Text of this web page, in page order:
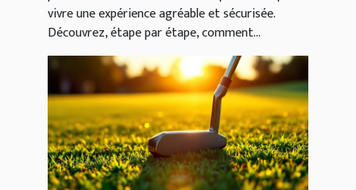
vivre une expérience agréable et sécurisée.
Découvrez, étape par étape, comment...